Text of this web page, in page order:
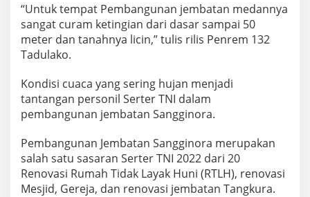
“Untuk tempat Pembangunan jembatan medannya
sangat curam ketingian dari dasar sampai 50
meter dan tanahnya licin,” tulis rilis Penrem 132
Tadulako.
Kondisi cuaca yang sering hujan menjadi
tantangan personil Serter TNI dalam
pembangunan jembatan Sangginora.
Pembangunan Jembatan Sangginora merupakan
salah satu sasaran Serter TNI 2022 dari 20
Renovasi Rumah Tidak Layak Huni (RTLH), renovasi
Mesjid, Gereja, dan renovasi jembatan Tangkura.